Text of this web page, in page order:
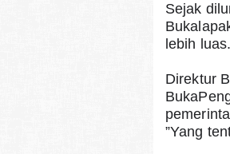
Sejak
lebih luas.
Direktur
”Yang